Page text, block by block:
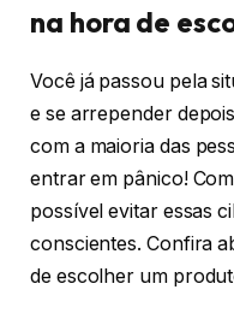
na hora de
Você já passou pela
e se arrepender
com a maioria das
entrar em pânico!
possível evitar essas
conscientes. Confira
de escolher um